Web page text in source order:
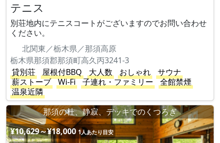
テニス
別荘地内にテニスコートがございますのでお問い合わせ
ください。
北関東／栃木県／那須高原
栃木県那須郡那須町高久丙3241-3
貸別荘
屋根付BBQ 大人数 おしゃれ
サウナ
薪ストーブ
Wi-Fi 子連れ・ファミリー
全館禁煙
温泉近隣
那須の杜、静寂、デッキでのくつろぎ
¥10,629～¥18,000 1人あたり目安